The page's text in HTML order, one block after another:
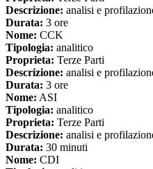
Descrizione: analisi e
Durata: 3 ore
Nome: CCK
Tipologia: analitico
Proprieta: Terze Parti
Descrizione: analisi e
Durata: 3 ore
Nome: ASI
Tipologia: analitico
Proprieta: Terze Parti
Descrizione: analisi e
Durata: 30 minuti
Nome: CDI